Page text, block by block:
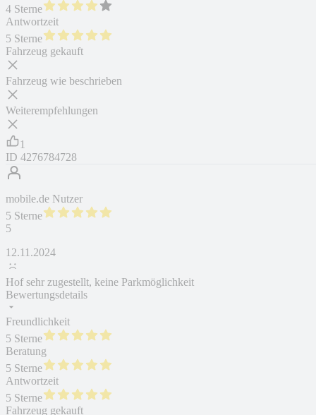
4 Sterne
Antwortzeit
5 Sterne
Fahrzeug gekauft
Fahrzeug wie beschrieben
Weiterempfehlungen
1
ID 4276784728
mobile.de Nutzer
5 Sterne
5
12.11.2024
Hof sehr zugestellt, keine Parkmöglichkeit
Bewertungsdetails
Freundlichkeit
5 Sterne
Beratung
5 Sterne
Antwortzeit
5 Sterne
Fahrzeug gekauft